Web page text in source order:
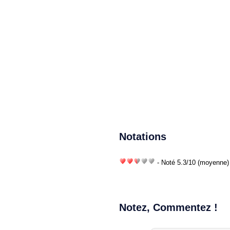
Notations
- Noté 5.3/10
Notez, Commentez !